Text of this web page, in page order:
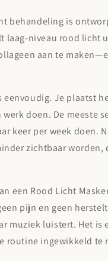
behandeling is
laag-niveau rood
aan te
eenvoudig. Je plaatst
doen. De meeste
keer per week doen.
zichtbaar worden,
een Rood Licht
pijn en geen
muziek luistert. Het is
routine ingewikkeld te